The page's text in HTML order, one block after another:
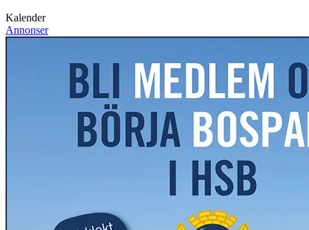
Kalender
Annonser